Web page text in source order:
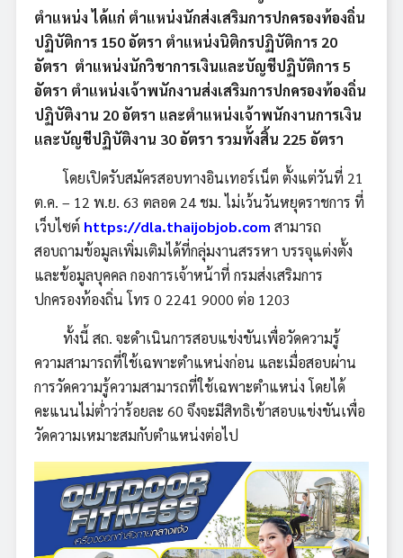
ตำแหน่ง ได้แก่ ตำแหน่งนักส่งเสริมการปกครองท้องถิ่น
ปฏิบัติการ 150 อัตรา ตำแหน่งนิติกรปฏิบัติการ 20
อัตรา ตำแหน่งนักวิชาการเงินและบัญชีปฏิบัติการ 5
อัตรา ตำแหน่งเจ้าพนักงานส่งเสริมการปกครองท้องถิ่น
ปฏิบัติงาน 20 อัตรา และตำแหน่งเจ้าพนักงานการเงิน
และบัญชีปฏิบัติงาน 30 อัตรา รวมทั้งสิ้น 225 อัตรา
โดยเปิดรับสมัครสอบทางอินเทอร์เน็ต ตั้งแต่วันที่ 21
ต.ค. – 12 พ.ย. 63 ตลอด 24 ชม. ไม่เว้นวันหยุดราชการ ที่
เว็บไซต์ https://dla.thaijobjob.com สามารถ
สอบถามข้อมูลเพิ่มเติมได้ที่กลุ่มงานสรรหา บรรจุแต่งตั้ง
และข้อมูลบุคคล กองการเจ้าหน้าที่ กรมส่งเสริมการ
ปกครองท้องถิ่น โทร 0 2241 9000 ต่อ 1203
ทั้งนี้ สถ. จะดำเนินการสอบแข่งขันเพื่อวัดความรู้
ความสามารถที่ใช้เฉพาะตำแหน่งก่อน และเมื่อสอบผ่าน
การวัดความรู้ความสามารถที่ใช้เฉพาะตำแหน่ง โดยได้
คะแนนไม่ต่ำว่าร้อยละ 60 จึงจะมีสิทธิเข้าสอบแข่งขันเพื่อ
วัดความเหมาะสมกับตำแหน่งต่อไป